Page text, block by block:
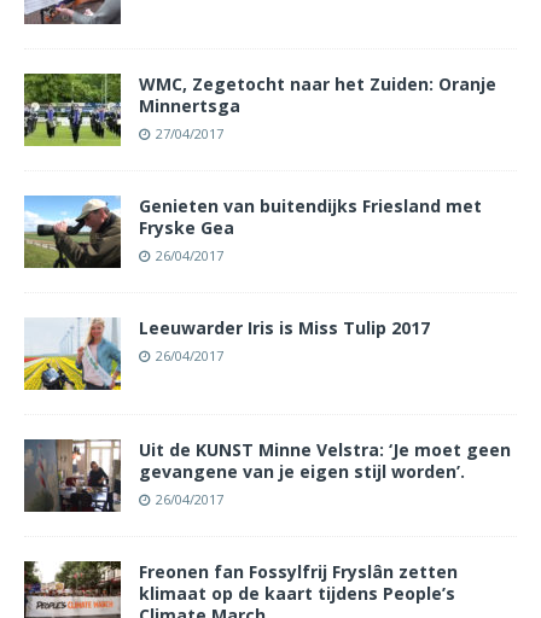
WMC, Zegetocht naar het Zuiden: Oranje
Minnertsga
27/04/2017
Genieten van buitendijks Friesland met
Fryske Gea
26/04/2017
Leeuwarder Iris is Miss Tulip 2017
26/04/2017
Uit de KUNST Minne Velstra: ‘Je moet geen
gevangene van je eigen stijl worden’.
26/04/2017
Freonen fan Fossylfrij Fryslân zetten
klimaat op de kaart tijdens People’s